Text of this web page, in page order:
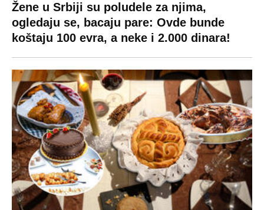
Žene u Srbiji su poludele za njima,
ogledaju se, bacaju pare: Ovde bunde
koštaju 100 evra, a neke i 2.000 dinara!